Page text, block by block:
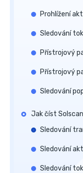
Prohlížení
Sledování
Přístrojový
Přístrojový
Sledování
Jak číst
Sledování
Sledování
Sledování